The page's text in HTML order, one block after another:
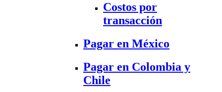
Costos por
transacción
Pagar en México
Pagar en Colombia y
Chile